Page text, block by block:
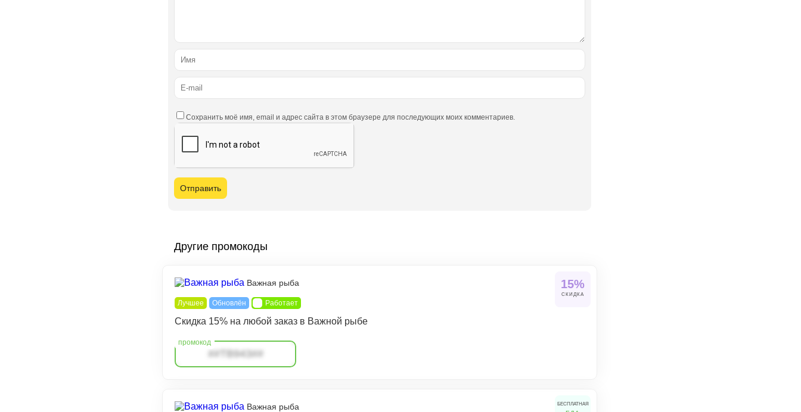
Сохранить моё имя, email и адрес сайта в этом браузере для последующих моих комментариев.
Другие промокоды
Важная рыба 15%
СКИДКА
Лучшее Обновлён Работает
Скидка 15% на любой заказ в Важной рыбе
##TB943##
Важная рыба БЕСПЛАТНАЯ